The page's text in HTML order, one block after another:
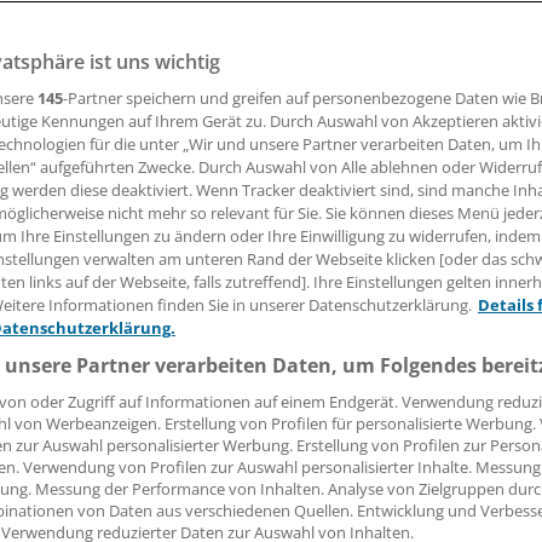
05:00 Uhr
(eb). Der "1. Bad Homburger Krebstag 1000 Fragen -
den 19. Januar 2008, im Kurhaus Bad Homburg statt.
communication GmbH. Auf dem Programm stehen
Ärzte außer einer großen Ausstellung über 40
Es werden schulmedizinische sowie
etwa zu Brust- und Darmkrebs, präsentiert.
es unterwww.badhomburger-krebstag.de
ist uns wichtig
145-Partner speichern und greifen auf personenbezogene Daten wie
Kennungen auf Ihrem Gerät zu. Durch Auswahl von Akzeptieren
für die unter „Wir und unsere Partner verarbeiten Daten, um
aufgeführten Zwecke. Durch Auswahl von Alle ablehnen oder
werden diese deaktiviert. Wenn Tracker deaktiviert sind, sind manche
nicht mehr so relevant für Sie. Sie können dieses Menü
Ihre Einstellungen zu ändern oder Ihre Einwilligung zu widerrufen, indem
verwalten am unteren Rand der Webseite klicken [oder das
links auf der Webseite, falls zutreffend]. Ihre Einstellungen gelten
Informationen finden Sie in unserer Datenschutzerklärung. Details
Partner verarbeiten Daten, um Folgendes
oder Zugriff auf Informationen auf einem Endgerät. Verwendung
von Werbeanzeigen. Erstellung von Profilen für personalisierte
zur Auswahl personalisierter Werbung. Erstellung von Profilen zur
Verwendung von Profilen zur Auswahl personalisierter Inhalte.
Messung der Performance von Inhalten. Analyse von Zielgruppen
von Daten aus verschiedenen Quellen. Entwicklung und
reduzierter Daten zur Auswahl von Inhalten.